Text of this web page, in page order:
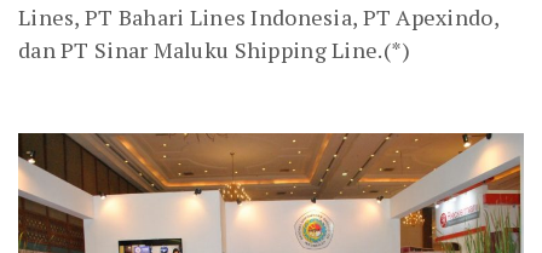
Lines, PT Bahari Lines Indonesia, PT Apexindo,
dan PT Sinar Maluku Shipping Line.(*)